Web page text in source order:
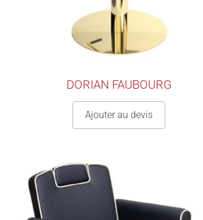
DORIAN FAUBOURG
Ajouter au devis